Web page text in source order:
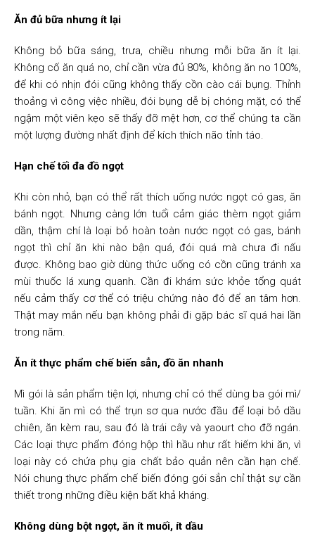
Ăn đủ bữa nhưng ít lại
Không bỏ bữa sáng, trưa, chiều nhưng mỗi bữa ăn ít lại.
Không cố ăn quá no, chỉ cần vừa đủ 80%, không ăn no 100%,
để khi có nhịn đói cũng không thấy cồn cào cái bụng. Thỉnh
thoảng vì công việc nhiều, đói bụng dễ bị chóng mặt, có thể
ngậm một viên kẹo sẽ thấy đỡ mệt hơn, cơ thể chúng ta cần
một lượng đường nhất định để kích thích não tỉnh táo.
Hạn chế tối đa đồ ngọt
Khi còn nhỏ, bạn có thể rất thích uống nước ngọt có gas, ăn
bánh ngọt. Nhưng càng lớn tuổi cảm giác thèm ngọt giảm
dần, thậm chí là loại bỏ hoàn toàn nước ngọt có gas, bánh
ngọt thì chỉ ăn khi nào bận quá, đói quá mà chưa đi nấu
được. Không bao giờ dùng thức uống có cồn cũng tránh xa
mùi thuốc lá xung quanh. Cần đi khám sức khỏe tổng quát
nếu cảm thấy cơ thể có triệu chứng nào đó để an tâm hơn.
Thật may mắn nếu bạn không phải đi gặp bác sĩ quá hai lần
trong năm.
Ăn ít thực phẩm chế biến sẳn, đồ ăn nhanh
Mì gói là sản phẩm tiện lợi, nhưng chỉ có thể dùng ba gói mì/
tuần. Khi ăn mì có thể trụn sơ qua nước đầu để loại bỏ dầu
chiên, ăn kèm rau, sau đó là trái cây và yaourt cho đỡ ngán.
Các loại thực phẩm đóng hộp thì hầu như rất hiếm khi ăn, vì
loại này có chứa phụ gia chất bảo quản nên cần hạn chế.
Nói chung thực phẩm chế biến đóng gói sẳn chỉ thật sự cần
thiết trong những điều kiện bất khả kháng.
Không dùng bột ngọt, ăn ít muối, ít dầu